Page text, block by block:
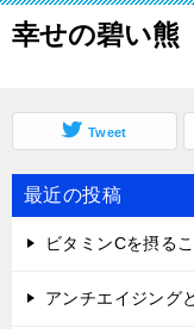
幸せの碧い熊
Tweet
最近の投稿
ビタミンCを摂る
アンチエイジング